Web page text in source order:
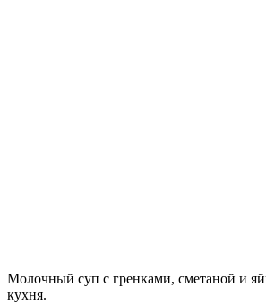
Молочный суп с гренками, сметаной и
кухня.